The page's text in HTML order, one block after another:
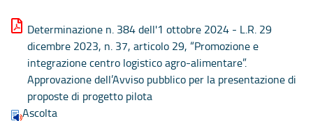
Determinazione n. 384 dell'1 ottobre 2024 - L.R. 29
dicembre 2023, n. 37, articolo 29, “Promozione e
integrazione centro logistico agro-alimentare”.
Approvazione dell’Avviso pubblico per la presentazione di
proposte di progetto pilota
Ascolta